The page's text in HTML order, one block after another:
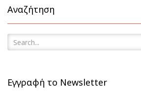
Αναζήτηση
Εγγραφή το Newsletter